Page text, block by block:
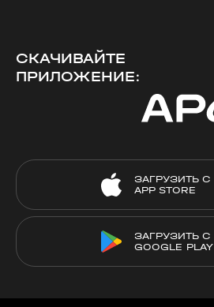
СКАЧИВАЙТЕ
ПРИЛОЖЕНИЕ:
ЗАГРУЗИТЬ С
APP STORE
ЗАГРУЗИТЬ С
GOOGLE PLAY